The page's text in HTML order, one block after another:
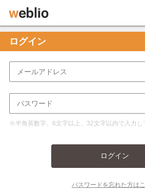
ログイン
※半角英数字、6文字以上、32文字以内で入力し
ログイン
パスワードを忘れた方は